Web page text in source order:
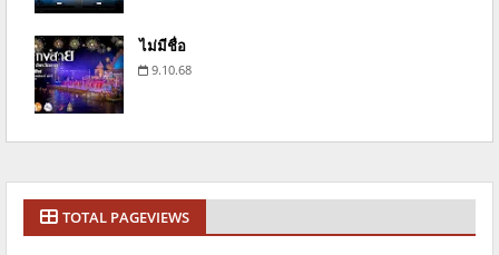
ไม่มีชื่อ
9.10.68
TOTAL PAGEVIEWS